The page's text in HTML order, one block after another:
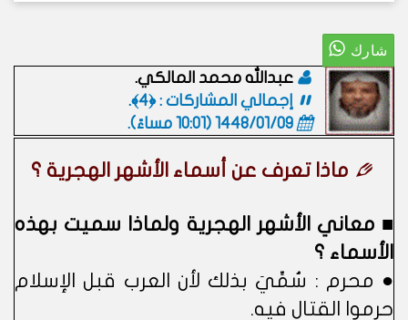
عبدالله محمد المالكي.
إجمالي المشاركات : ﴿4﴾.
1448/01/09 (10:01 مساءً)
.
ماذا تعرف عن أسماء الأشهر الهجرية ؟
■ معاني الأشهر الهجرية ولماذا سميت بهذه
الأسماء ؟
● محرم : سُمِّيَ بذلك لأن العرب قبل الإسلام
حرموا القتال فيه.